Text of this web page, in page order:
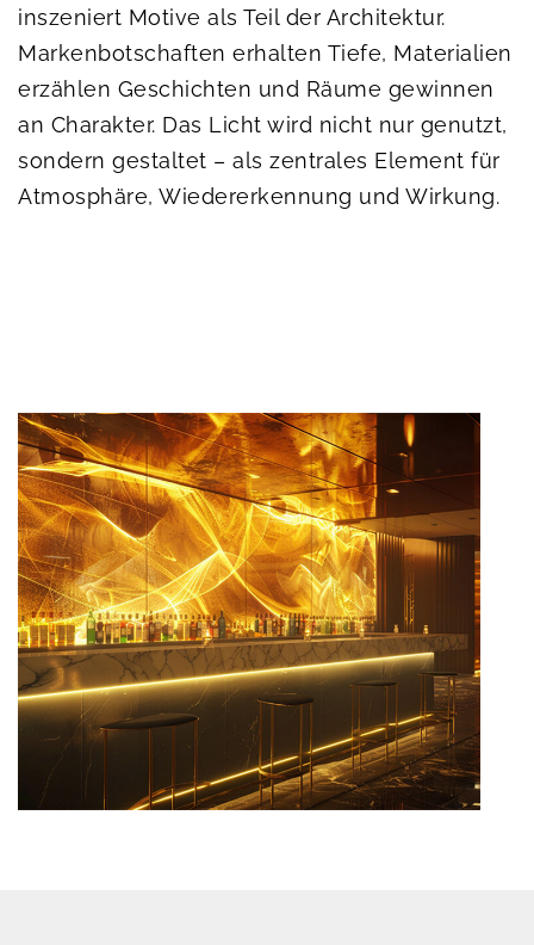
inszeniert Motive als Teil der Architektur.
Markenbotschaften erhalten Tiefe, Materialien
erzählen Geschichten und Räume gewinnen
an Charakter. Das Licht wird nicht nur genutzt,
sondern gestaltet – als zentrales Element für
Atmosphäre, Wiedererkennung und Wirkung.